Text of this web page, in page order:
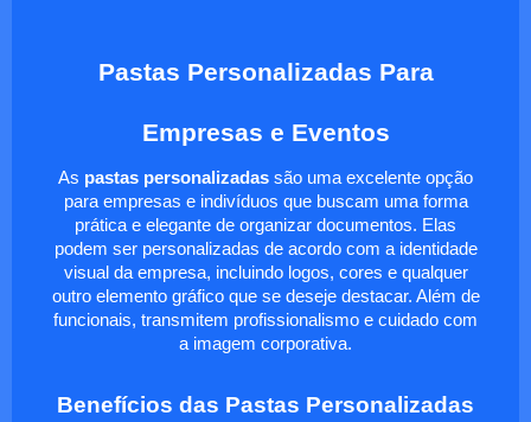
Pastas Personalizadas Para
Empresas e Eventos
As pastas personalizadas são uma excelente opção
para empresas e indivíduos que buscam uma forma
prática e elegante de organizar documentos. Elas
podem ser personalizadas de acordo com a identidade
visual da empresa, incluindo logos, cores e qualquer
outro elemento gráfico que se deseje destacar. Além de
funcionais, transmitem profissionalismo e cuidado com
a imagem corporativa.
Benefícios das Pastas Personalizadas